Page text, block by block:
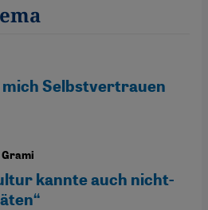
Selbstvertrauen
kannte auch nicht-